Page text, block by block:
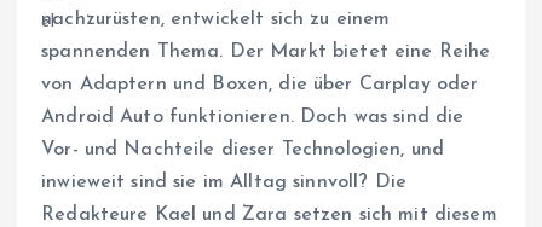
nachzurüsten, entwickelt sich zu einem
spannenden Thema. Der Markt bietet eine Reihe
von Adaptern und Boxen, die über Carplay oder
Android Auto funktionieren. Doch was sind die
Vor- und Nachteile dieser Technologien, und
inwieweit sind sie im Alltag sinnvoll? Die
Redakteure Kael und Zara setzen sich mit diesem